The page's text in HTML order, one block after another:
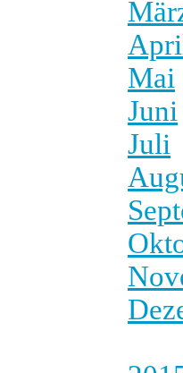
Mai
Juni
Juli